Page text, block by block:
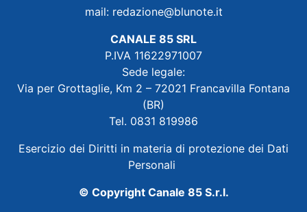
mail: redazione@blunote.it
CANALE 85 SRL
P.IVA 11622971007
Sede legale:
Via per Grottaglie, Km 2 – 72021 Francavilla Fontana
(BR)
Tel. 0831 819986
Esercizio dei Diritti in materia di protezione dei Dati
Personali
© Copyright Canale 85 S.r.l.